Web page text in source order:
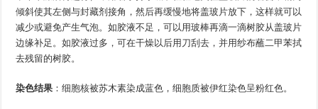
倾斜使其左侧与封藏剂接角，然后再缓慢地将盖玻片放下，这样就可以
减少或避免产生气泡。如胶液不足，可以用玻棒再滴一滴树胶从盖玻片
边缘补足。如胶液过多，可在干燥以后用刀刮去，并用纱布蘸二甲苯拭
去残留的树胶。
染色结果 ：细胞核被苏木素染成蓝色，细胞质被伊红染色呈粉红色。